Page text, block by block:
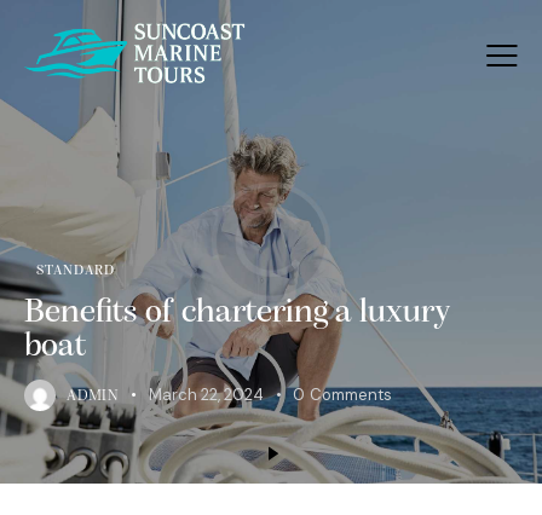
STANDARD
Benefits of chartering a luxury
boat
ADMIN March 22, 2024 0 Comments